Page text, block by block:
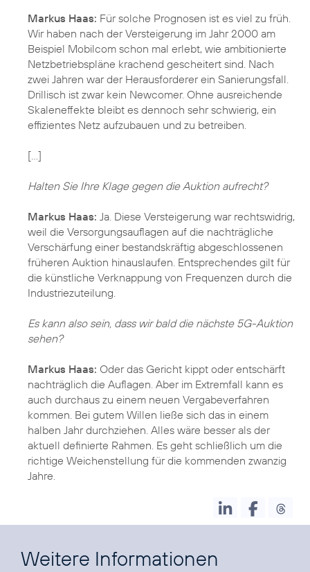
Markus Haas: Für solche Prognosen ist es viel zu früh.
Wir haben nach der Versteigerung im Jahr 2000 am
Beispiel Mobilcom schon mal erlebt, wie ambitionierte
Netzbetriebspläne krachend gescheitert sind. Nach
zwei Jahren war der Herausforderer ein Sanierungsfall.
Drillisch ist zwar kein Newcomer. Ohne ausreichende
Skaleneffekte bleibt es dennoch sehr schwierig, ein
effizientes Netz aufzubauen und zu betreiben.
[…]
Halten Sie Ihre Klage gegen die Auktion aufrecht?
Markus Haas: Ja. Diese Versteigerung war rechtswidrig,
weil die Versorgungsauflagen auf die nachträgliche
Verschärfung einer bestandskräftig abgeschlossenen
früheren Auktion hinauslaufen. Entsprechendes gilt für
die künstliche Verknappung von Frequenzen durch die
Industriezuteilung.
Es kann also sein, dass wir bald die nächste 5G-Auktion
sehen?
Markus Haas: Oder das Gericht kippt oder entschärft
nachträglich die Auflagen. Aber im Extremfall kann es
auch durchaus zu einem neuen Vergabeverfahren
kommen. Bei gutem Willen ließe sich das in einem
halben Jahr durchziehen. Alles wäre besser als der
aktuell definierte Rahmen. Es geht schließlich um die
richtige Weichenstellung für die kommenden zwanzig
Jahre.
Weitere Informationen